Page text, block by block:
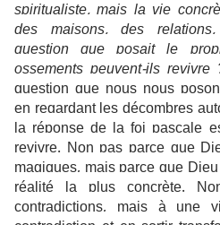
spiritualiste, mais la vie
des maisons, des
question que posait le
ossements peuvent-ils revivre
question que nous nous
en regardant les décombres
la réponse de la foi pascale
revivre. Non pas parce que
magiques, mais parce que
réalité la plus concrète.
contradictions, mais à une